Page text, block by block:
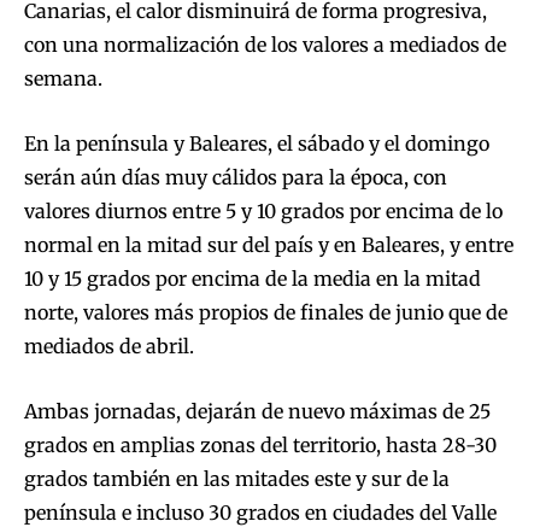
Canarias, el calor disminuirá de forma progresiva,
con una normalización de los valores a mediados de
semana.
En la península y Baleares, el sábado y el domingo
serán aún días muy cálidos para la época, con
valores diurnos entre 5 y 10 grados por encima de lo
normal en la mitad sur del país y en Baleares, y entre
10 y 15 grados por encima de la media en la mitad
norte, valores más propios de finales de junio que de
mediados de abril.
Ambas jornadas, dejarán de nuevo máximas de 25
grados en amplias zonas del territorio, hasta 28-30
grados también en las mitades este y sur de la
península e incluso 30 grados en ciudades del Valle